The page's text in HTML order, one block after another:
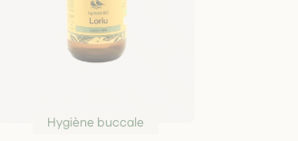
Hygiène buccale